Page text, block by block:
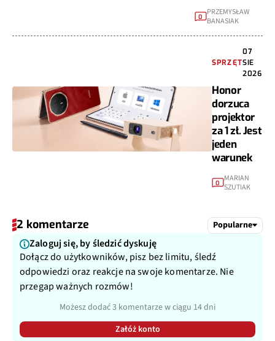
0 PRZEMYSŁAW
BANASIAK
SPRZĘT
07
SIE
2026
Honor
dorzuca
projektor
za 1 zł. Jest
jeden
warunek
0
MARIAN
SZUTIAK
2 komentarze Popularne
Zaloguj się, by śledzić dyskuję
Dołącz do użytkowników, pisz bez limitu, śledź
odpowiedzi oraz reakcje na swoje komentarze. Nie
przegap ważnych rozmów!
Możesz dodać 3 komentarze w ciągu 14 dni
Załóż konto